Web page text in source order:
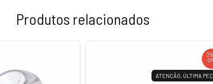
Produtos relacionados
26
ATENÇÃO, ÚLTIMA